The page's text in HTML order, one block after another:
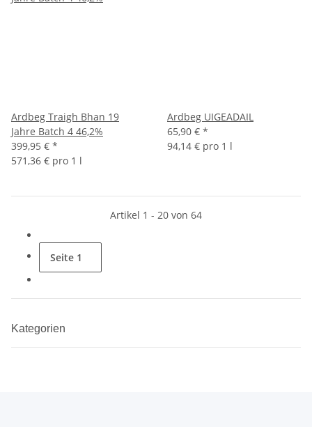
Ardbeg Traigh Bhan 19
Jahre Batch 4 46,2%
399,95 € *
571,36 € pro 1 l
Ardbeg UIGEADAIL
65,90 € *
94,14 € pro 1 l
Artikel 1 - 20 von 64
Seite 1
Kategorien